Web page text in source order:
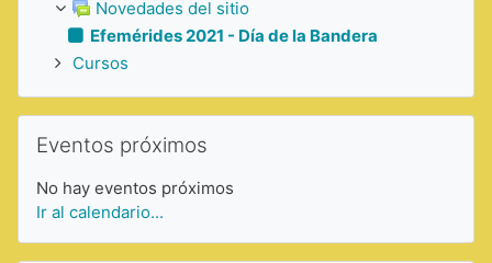
Novedades del sitio
Efemérides 2021 - Día de la Bandera
Cursos
Saltar Eventos próximos
Eventos próximos
No hay eventos próximos
Ir al calendario...